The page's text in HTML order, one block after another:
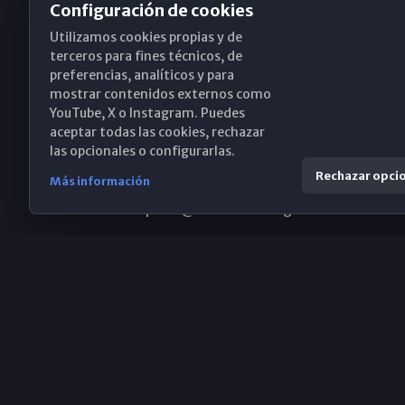
Obispado de Málaga
Santa María, 18-20. 29015 Málaga
(+34) 952 224 386
Configuración de cookies
Utilizamos cookies propias y de
terceros para fines técnicos, de
preferencias, analíticos y para
mostrar contenidos externos como
YouTube, X o Instagram. Puedes
aceptar todas las cookies, rechazar
las opcionales o configurarlas.
Más información Rechazar